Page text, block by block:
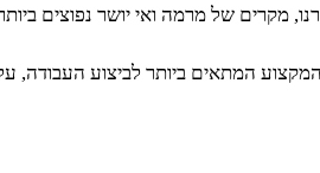
מקרים של מרמה ואי יושר נפוצים
המתאים ביותר לביצוע העבודה,